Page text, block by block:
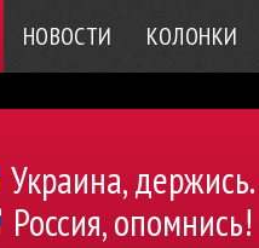
НОВОСТИ КОЛОНКИ
Украина, держись.
Россия, опомнись!